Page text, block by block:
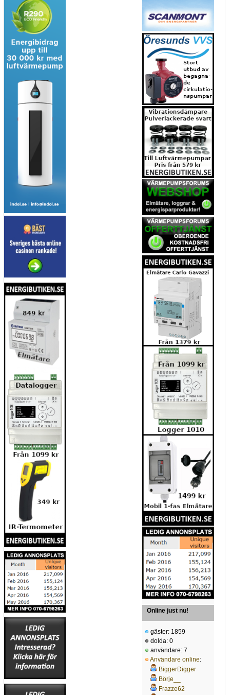
Online just nu!
gäster: 1859
dolda: 0
användare: 7
Användare online:
BiggerDigger
Börje__
Frazze62